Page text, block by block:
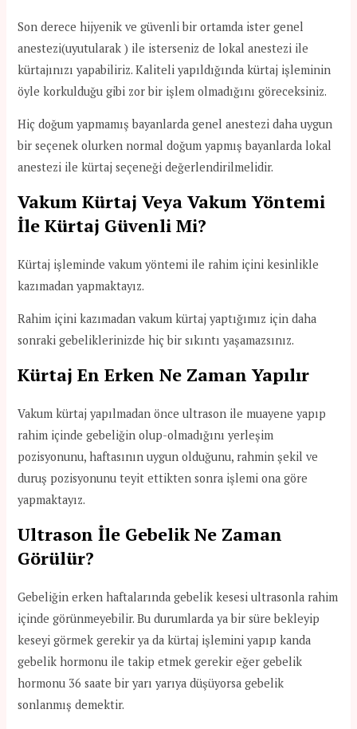
Son derece hijyenik ve güvenli bir ortamda ister genel
anestezi(uyutularak ) ile isterseniz de lokal anestezi ile
kürtajınızı yapabiliriz. Kaliteli yapıldığında kürtaj işleminin
öyle korkulduğu gibi zor bir işlem olmadığını göreceksiniz.
Hiç doğum yapmamış bayanlarda genel anestezi daha uygun
bir seçenek olurken normal doğum yapmış bayanlarda lokal
anestezi ile kürtaj seçeneği değerlendirilmelidir.
Vakum Kürtaj Veya Vakum Yöntemi
İle Kürtaj Güvenli Mi?
Kürtaj işleminde vakum yöntemi ile rahim içini kesinlikle
kazımadan yapmaktayız.
Rahim içini kazımadan vakum kürtaj yaptığımız için daha
sonraki gebeliklerinizde hiç bir sıkıntı yaşamazsınız.
Kürtaj En Erken Ne Zaman Yapılır
Vakum kürtaj yapılmadan önce ultrason ile muayene yapıp
rahim içinde gebeliğin olup-olmadığını yerleşim
pozisyonunu, haftasının uygun olduğunu, rahmin şekil ve
duruş pozisyonunu teyit ettikten sonra işlemi ona göre
yapmaktayız.
Ultrason İle Gebelik Ne Zaman
Görülür?
Gebeliğin erken haftalarında gebelik kesesi ultrasonla rahim
içinde görünmeyebilir. Bu durumlarda ya bir süre bekleyip
keseyi görmek gerekir ya da kürtaj işlemini yapıp kanda
gebelik hormonu ile takip etmek gerekir eğer gebelik
hormonu 36 saate bir yarı yarıya düşüyorsa gebelik
sonlanmış demektir.